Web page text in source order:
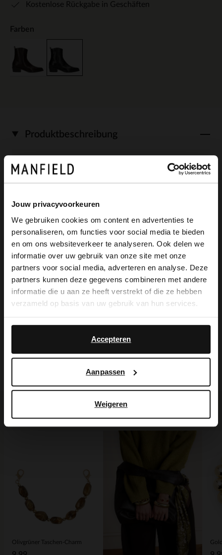
Jouw privacyvoorkeuren
We gebruiken cookies om content en advertenties te
personaliseren, om functies voor social media te bieden
en om ons websiteverkeer te analyseren. Ook delen we
informatie over uw gebruik van onze site met onze
partners voor social media, adverteren en analyse. Deze
partners kunnen deze gegevens combineren met andere
informatie die u aan ze heeft verstrekt of die ze hebben
verzameld op basis van uw gebruik van hun services.
Accepteren
Aanpassen
Weigeren
Kostenlose Rückgabe in Geschäften
Farben
Ich suche es für Sie
Olivgrüner Taschen-Charm
Produktbeschreibung
Schwarze Lederstiefeletten der Marke
cm hohen Blockabsatz, eine spitze Kappe
und einen Reißverschluss auf der
Innenseite des Schaftes. Als Lederpflege
empfehlen wir das Carbon Pro-Spray von
Collonil.
×
View this website in English?
It looks like your language isn't Dutch. Would
you like to switch to English?
English